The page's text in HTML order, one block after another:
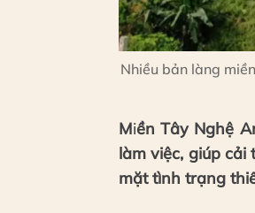
Nhiều bản làng
Miền Tây Nghệ
làm việc, giúp
mặt tình trạng